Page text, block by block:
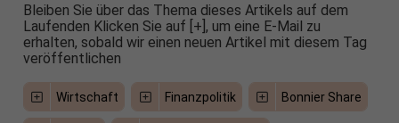
Bleiben Sie über das Thema dieses Artikels auf dem
Laufenden Klicken Sie auf [+], um eine E-Mail zu
erhalten, sobald wir einen neuen Artikel mit diesem Tag
veröffentlichen
Wirtschaft Finanzpolitik Bonnier Share